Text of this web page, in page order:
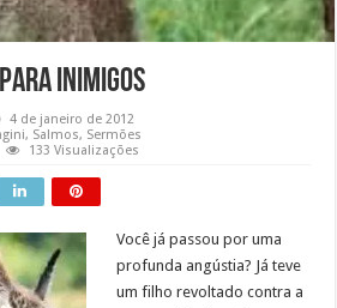
Inimigos
4 de janeiro de 2012
, Salmos, Sermões
133 Visualizações
Você já passou por uma
profunda angústia? Já teve
um filho revoltado contra a